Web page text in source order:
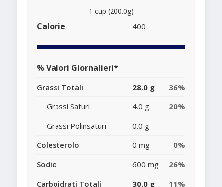
1 cup (200.0g)
Calorie 400
% Valori Giornalieri*
Grassi Totali 28.0 g
36%
Grassi Saturi
4.0 g
20%
Grassi Polinsaturi
0.0 g
Colesterolo
0 mg
0%
Sodio
600 mg
26%
Carboidrati Totali
30.0 g 11%